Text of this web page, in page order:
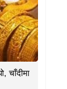
चाँदीमा